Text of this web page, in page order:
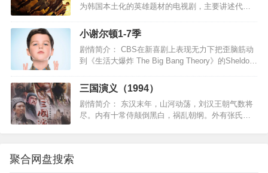
为韩国本土化的英雄题材的电视剧，主要讲述代替
…
小谢尔顿1-7季
剧情简介： CBS在新喜剧上表现无力下把歪脑筋动
到《生活大爆炸 The Big Bang Theory》的Sheldon
剧，現CBS确定预订命名为《小谢尔…
三国演义（1994）
剧情简介： 东汉末年，山河动荡，刘汉王朝气数将
尽。内有十常侍颠倒黑白，祸乱朝纲。外有张氏兄
聚合网盘搜索